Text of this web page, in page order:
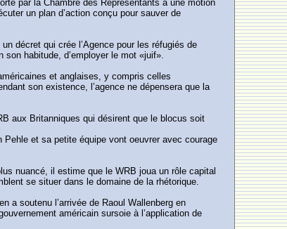
par la Chambre des Représentants à une motion
un plan d’action conçu pour sauver de
décret qui crée l’Agence pour les réfugiés de
habitude, d’employer le mot «juif».
et anglaises, y compris celles
son existence, l’agence ne dépensera que la
aux Britanniques qui désirent que le blocus soit
et sa petite équipe vont oeuvrer avec courage
nuancé, il estime que le WRB joua un rôle capital
se situer dans le domaine de la rhétorique.
a soutenu l’arrivée de Raoul Wallenberg en
américain sursoie à l’application de